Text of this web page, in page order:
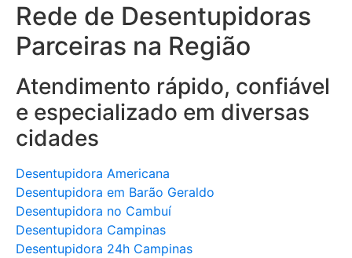
Rede de Desentupidoras
Parceiras na Região
Atendimento rápido, confiável
e especializado em diversas
cidades
Desentupidora Americana
Desentupidora em Barão Geraldo
Desentupidora no Cambuí
Desentupidora Campinas
Desentupidora 24h Campinas